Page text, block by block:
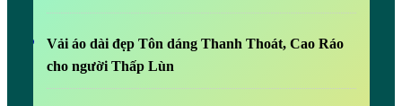
Vải áo dài đẹp Tôn dáng Thanh Thoát, Cao Ráo
cho người Thấp Lùn